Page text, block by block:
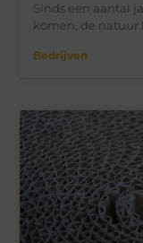
Sinds een aantal
komen, de natuur
Bedrijven